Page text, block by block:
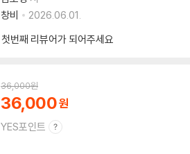
창비
2026.06.01.
첫번째 리뷰어가 되어주세요
36,000원
36,000
YES포인트